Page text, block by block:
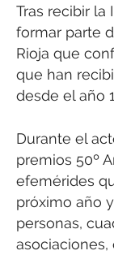
Tras recibir la
formar parte
Rioja que
que han
desde el año
Durante el
premios 50º
efemérides
próximo año
personas,